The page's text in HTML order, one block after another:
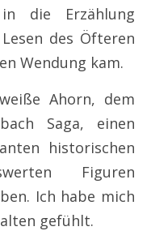
die Erzählung
des Öfteren
Wendung kam.
Ahorn, dem
Saga, einen
historischen
Figuren
Ich habe mich
gefühlt.